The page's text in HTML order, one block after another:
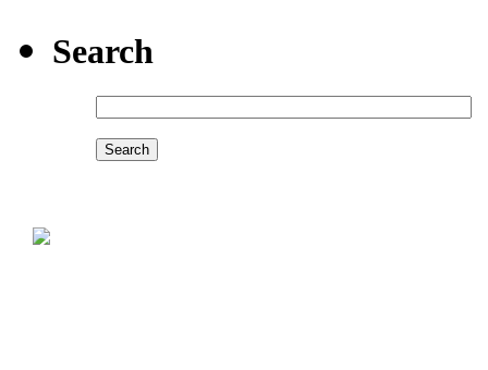
Search